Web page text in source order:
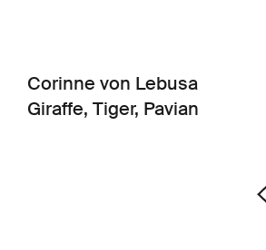
Corinne von Lebusa
Giraffe, Tiger, Pavian